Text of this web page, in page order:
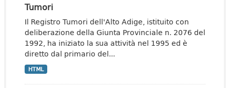
Tumori
Il Registro Tumori dell'Alto Adige, istituito con
deliberazione della Giunta Provinciale n. 2076 del
1992, ha iniziato la sua attività nel 1995 ed è
diretto dal primario del...
HTML